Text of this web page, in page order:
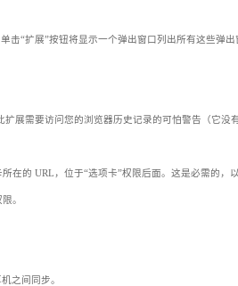
“扩展”按钮将显示一个弹出窗口列出所有这些弹
展需要访问您的浏览器历史记录的可怕警告（它没
在的 URL，位于“选项卡”权限后面。这是必需的，
。
之间同步。